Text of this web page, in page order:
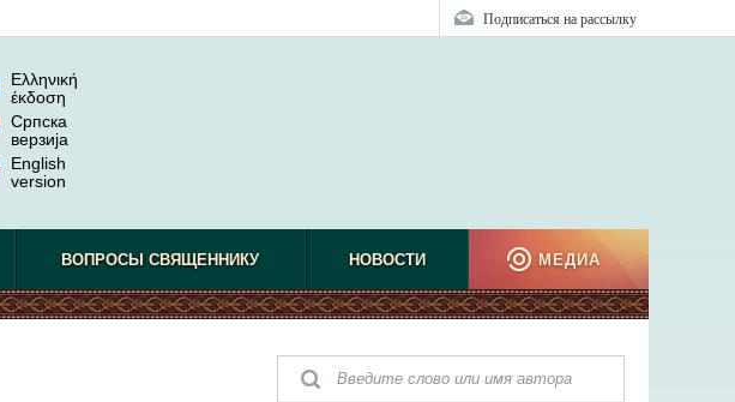
Подписаться на рассылку
Ελληνική
έκδοση
Српска
верзиjа
English
version
ВОПРОСЫ СВЯЩЕННИКУ НОВОСТИ МЕДИА